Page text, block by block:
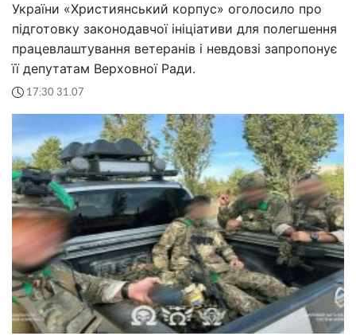
України «Християнський корпус» оголосило про
підготовку законодавчої ініціативи для полегшення
працевлаштування ветеранів і невдовзі запропонує
її депутатам Верховної Ради.
17:30 31.07